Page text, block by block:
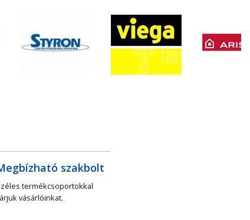
szakbolt
termékcsoportokkal
vásárlóinkat.